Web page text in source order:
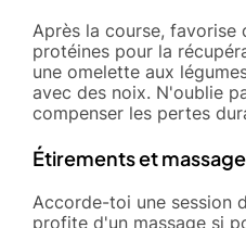
Après la course, favorise
protéines pour la
une omelette aux
avec des noix. N'oublie
compenser les pertes
Étirements et
Accorde-toi une session
profite d'un massage si